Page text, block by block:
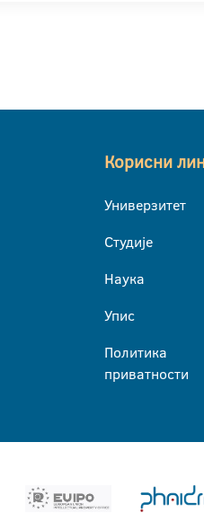
Корисни
Универзитет
Студије
Наука
Упис
Политика
приватности